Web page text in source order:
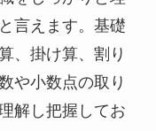
言えます。基礎
、掛け算、割り
や小数点の取り
解し把握してお